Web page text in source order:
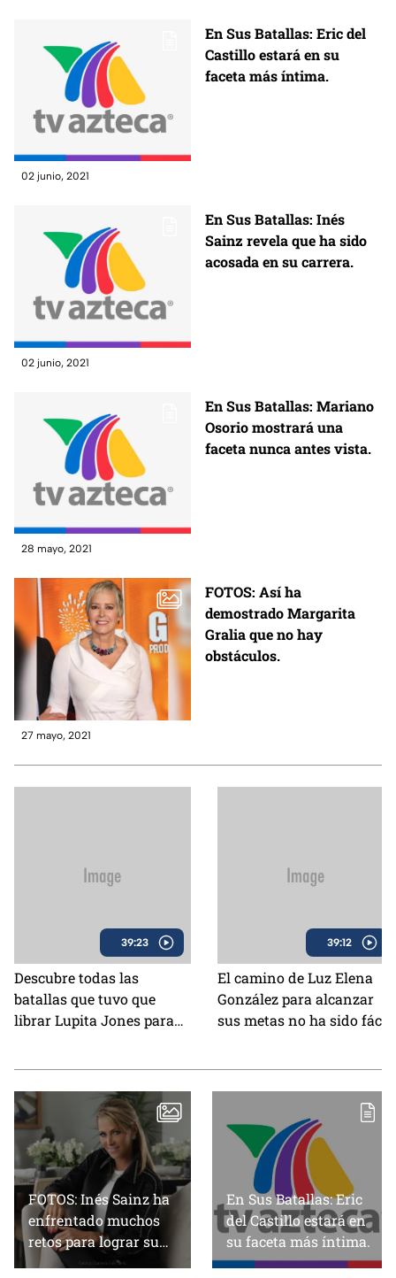
En Sus Batallas: Eric del
Castillo estará en su
faceta más íntima.
02 junio, 2021
En Sus Batallas: Inés
Sainz revela que ha sido
acosada en su carrera.
02 junio, 2021
En Sus Batallas: Mariano
Osorio mostrará una
faceta nunca antes vista.
28 mayo, 2021
FOTOS: Así ha
demostrado Margarita
Gralia que no hay
obstáculos.
27 mayo, 2021
39:23
Descubre todas las
batallas que tuvo que
librar Lupita Jones para
Batallas
39:12
El camino de Luz Elena
González para alcanzar
sus metas no ha sido fácil,
FOTOS: Inés Sainz ha
enfrentado muchos
retos para lograr su
sueño.
En Sus Batallas: Eric
del Castillo estará en
su faceta más íntima.